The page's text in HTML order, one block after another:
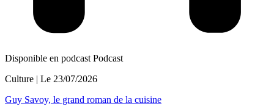
Disponible en podcast Podcast
Culture | Le 23/07/2026
Guy Savoy, le grand roman de la cuisine